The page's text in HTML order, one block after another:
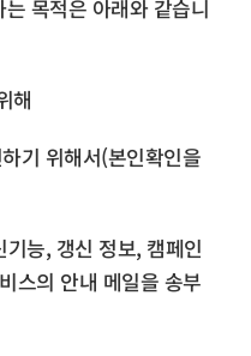
목적은 아래와 같습니
해
기 위해서(본인확인을
기능, 갱신 정보, 캠페인
스의 안내 메일을 송부